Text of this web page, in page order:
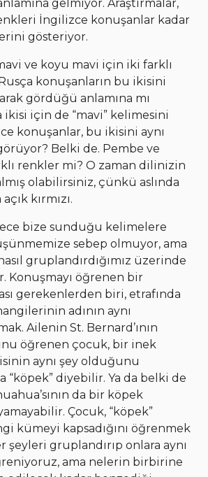
gelmiyor. Araştırmalar,
İngilizce konuşanlar kadar
gösteriyor.
ve koyu mavi için iki farklı
konuşanların bu ikisini
gördüğü anlamına mı
için de “mavi” kelimesini
konuşanlar, bu ikisini aynı
Belki de. Pembe ve
renkler mi? O zaman dilinizin
olabilirsiniz, çünkü aslında
kırmızı.
bize sunduğu kelimelere
sebep olmuyor, ama
gruplandırdığımız üzerinde
Konuşmayı öğrenen bir
gerekenlerden biri, etrafında
adının aynı
Ailenin St. Bernard’ının
öğrenen çocuk, bir inek
aynı şey olduğunu
“köpek” diyebilir. Ya da belki de
da bir köpek
Çocuk, “köpek”
kümeyi kapsadığını öğrenmek
şeyleri gruplandırıp onlara aynı
ama nelerin birbirine